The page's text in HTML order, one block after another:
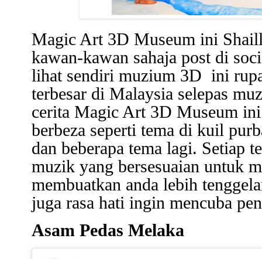
Magic Art 3D Museum ini
kawan-kawan sahaja post di
lihat sendiri muzium 3D ini
terbesar di Malaysia selepas
cerita Magic Art 3D Museum
berbeza seperti tema di kuil
dan beberapa tema lagi. Setiap
muzik yang bersesuaian untuk
membuatkan anda lebih
juga rasa hati ingin mencuba
Asam Pedas Melaka